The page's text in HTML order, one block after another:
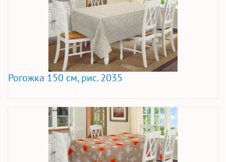
Рогожка 150 см, рис. 2035